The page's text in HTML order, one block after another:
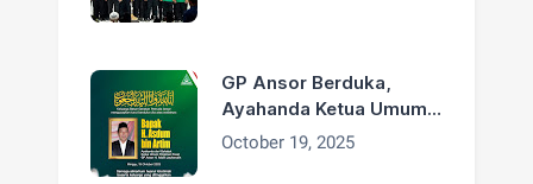
GP Ansor Berduka,
Ayahanda Ketua Umum
H. Addin Jauharudin,
October 19, 2025